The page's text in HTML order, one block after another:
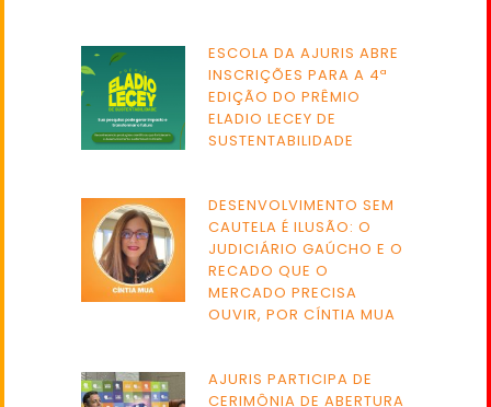
ESCOLA DA AJURIS ABRE
INSCRIÇÕES PARA A 4ª
EDIÇÃO DO PRÊMIO
ELADIO LECEY DE
SUSTENTABILIDADE
DESENVOLVIMENTO SEM
CAUTELA É ILUSÃO: O
JUDICIÁRIO GAÚCHO E O
RECADO QUE O
MERCADO PRECISA
OUVIR, POR CÍNTIA MUA
AJURIS PARTICIPA DE
CERIMÔNIA DE ABERTURA